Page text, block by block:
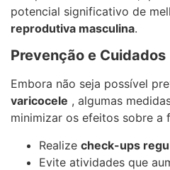
potencial significativo de
reprodutiva masculina.
Prevenção e Cuidados
Embora não seja possível
varicocele , algumas
minimizar os efeitos sobre a
Realize check-ups
Evite atividades que